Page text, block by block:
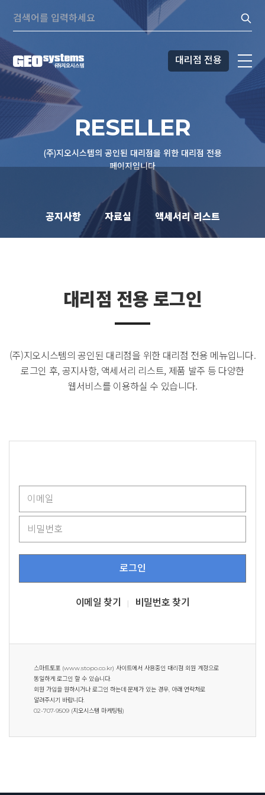
바로가기
Search:
대리점 전용
RESELLER
(주)지오시스템의 공인된 대리점을 위한 대리점 전용
페이지입니다
공지사항 자료실 액세서리 리스트
대리점 전용 로그인
(주)지오시스템의 공인된 대리점을 위한 대리점 전용 메뉴입니다.
로그인 후, 공지사항, 액세서리 리스트, 제품 발주 등 다양한
웹서비스를 이용하실 수 있습니다.
이메일 찾기 | 비밀번호 찾기
스마트토포 (www.stopo.co.kr) 사이트에서 사용중인 대리점 회원 계정으로
동일하게 로그인 할 수 있습니다.
회원 가입을 원하시거나 로그인 하는데 문제가 있는 경우, 아래 연락처로
알려주시기 바랍니다.
02-707-9509 (지오시스템 마케팅팀)